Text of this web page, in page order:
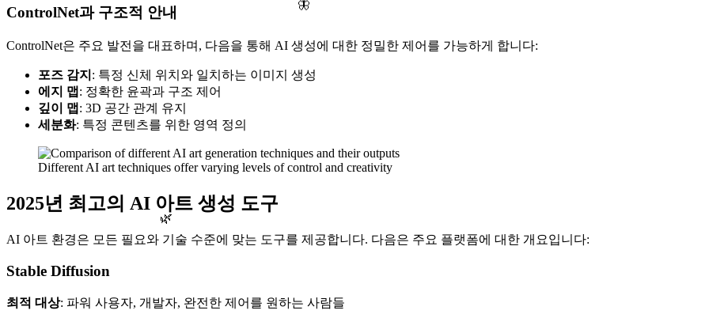
🌿
🦋
ControlNet과 구조적 안내
ControlNet은 주요 발전을 대표하며, 다음을 통해 AI 생성에 대한 정밀한 제어를 가능하게 합니다:
포즈 감지 : 특정 신체 위치와 일치하는 이미지 생성
에지 맵 : 정확한 윤곽과 구조 제어
깊이 맵 : 3D 공간 관계 유지
세분화: 특정 콘텐츠를 위한 영역 정의
Different AI art techniques offer varying levels of control and creativity
2025년 최고의 AI 아트 생성 도구
AI 아트 환경은 모든 필요와 기술 수준에 맞는 도구를 제공합니다. 다음은 주요 플랫폼에 대한 개요입니다:
Stable Diffusion
최적 대상: 파워 사용자, 개발자, 완전한 제어를 원하는 사람들